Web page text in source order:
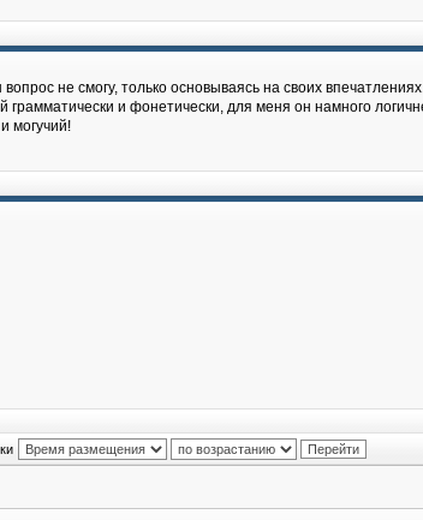
не cмогу, только основываясь на своих
и фонетически, для меня он намного
могучий!